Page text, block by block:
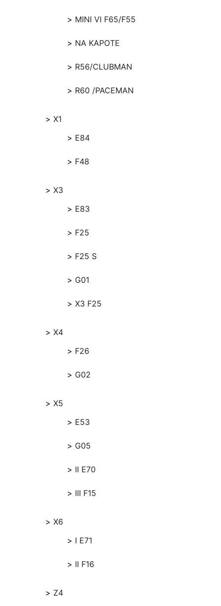
MINI VI F65/F55
NA KAPOTE
R56/CLUBMAN
R60 /PACEMAN
X1
E84
F48
X3
E83
F25
F25 S
G01
X3 F25
X4
F26
G02
X5
E53
G05
II E70
III F15
X6
I E71
II F16
Z4